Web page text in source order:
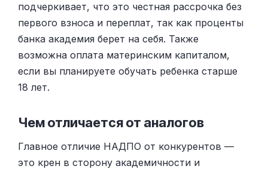
подчеркивает, что это честная рассрочка без
первого взноса и переплат, так как проценты
банка академия берет на себя. Также
возможна оплата материнским капиталом,
если вы планируете обучать ребенка старше
18 лет.
Чем отличается от аналогов
Главное отличие НАДПО от конкурентов —
это крен в сторону академичности и